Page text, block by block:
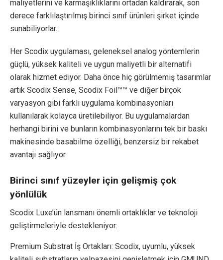
maliyetlerini ve karmaşıklıklarını ortadan kaldırarak, son
derece farklılaştırılmış birinci sınıf ürünleri şirket içinde
sunabiliyorlar.
Her Scodix uygulaması, geleneksel analog yöntemlerin
güçlü, yüksek kaliteli ve uygun maliyetli bir alternatifi
olarak hizmet ediyor. Daha önce hiç görülmemiş tasarımlar
artık Scodix Sense, Scodix Foil™™ ve diğer birçok
varyasyon gibi farklı uygulama kombinasyonları
kullanılarak kolayca üretilebiliyor. Bu uygulamalardan
herhangi birini ve bunların kombinasyonlarını tek bir baskı
makinesinde basabilme özelliği, benzersiz bir rekabet
avantajı sağlıyor.
Birinci sınıf yüzeyler için gelişmiş çok
yönlülük
Scodix Luxe’ün lansmanı önemli ortaklıklar ve teknoloji
geliştirmeleriyle destekleniyor:
Premium Substrat İş Ortakları: Scodix, uyumlu, yüksek